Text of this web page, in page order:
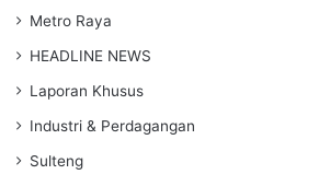
Metro Raya
HEADLINE NEWS
Laporan Khusus
Industri & Perdagangan
Sulteng